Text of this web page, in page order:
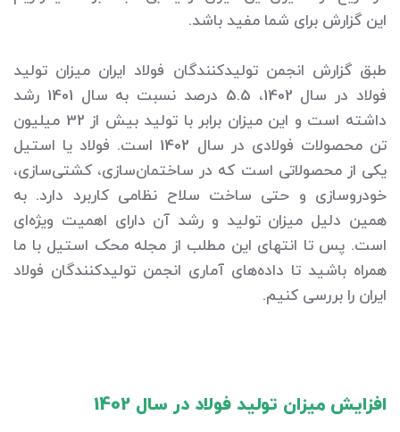
این گزارش برای شما مفید باشد.
طبق گزارش انجمن تولیدکنندگان فولاد ایران میزان تولید
فولاد در سال 1402، 5.5 درصد نسبت به سال 1401 رشد
داشته است و این میزان برابر با تولید بیش از 32 میلیون
تن محصولات فولادی در سال 1402 است. فولاد یا استیل
یکی از محصولاتی است که در ساختمان‌سازی، کشتی‌سازی،
خودروسازی و حتی ساخت سلاح نظامی کاربرد دارد. به
همین دلیل میزان تولید و رشد آن دارای اهمیت ویژه‌ای
است. پس تا انتهای این مطلب از مجله محک استیل با ما
همراه باشید تا داده‌های آماری انجمن تولیدکنندگان فولاد
ایران را بررسی کنیم.
افزایش میزان تولید فولاد در سال 1402